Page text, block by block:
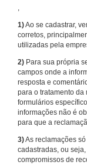
,
1)Ao se cadastrar,
corretos,
utilizadas pela
2) Para sua própria
campos onde a
resposta e
para o tratamento
formulários
informações não é
para que a
3)As reclamações
cadastradas, ou
compromissos de